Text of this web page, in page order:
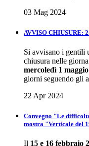
03 Mag 2024
AVVISO CHIUSURE:
Si avvisano i gentili
chiusura nelle
mercoledì 1
giorni seguendo gli
22 Apr 2024
Convegno "Le
mostra "Verticale del
Il 15 e 16 febbraio